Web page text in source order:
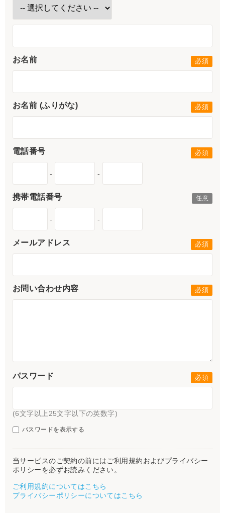
お名前
お名前 (ふりがな)
電話番号
- -
携帯電話番号
- -
メールアドレス
お問い合わせ内容
パスワード
(6文字以上25文字以下の英数字)
パスワードを表示する
当サービスのご契約の前にはご利用規約およびプライバシー
ポリシーを必ずお読みください。
ご利用規約についてはこちら
プライバシーポリシーについてはこちら